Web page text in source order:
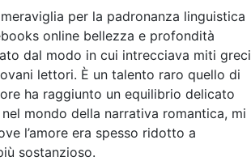
per la padronanza linguistica
online bellezza e profondità
dal modo in cui intrecciava miti greci
lettori. È un talento raro quello di
ha raggiunto un equilibrio delicato
mondo della narrativa romantica, mi
l’amore era spesso ridotto a
sostanzioso.